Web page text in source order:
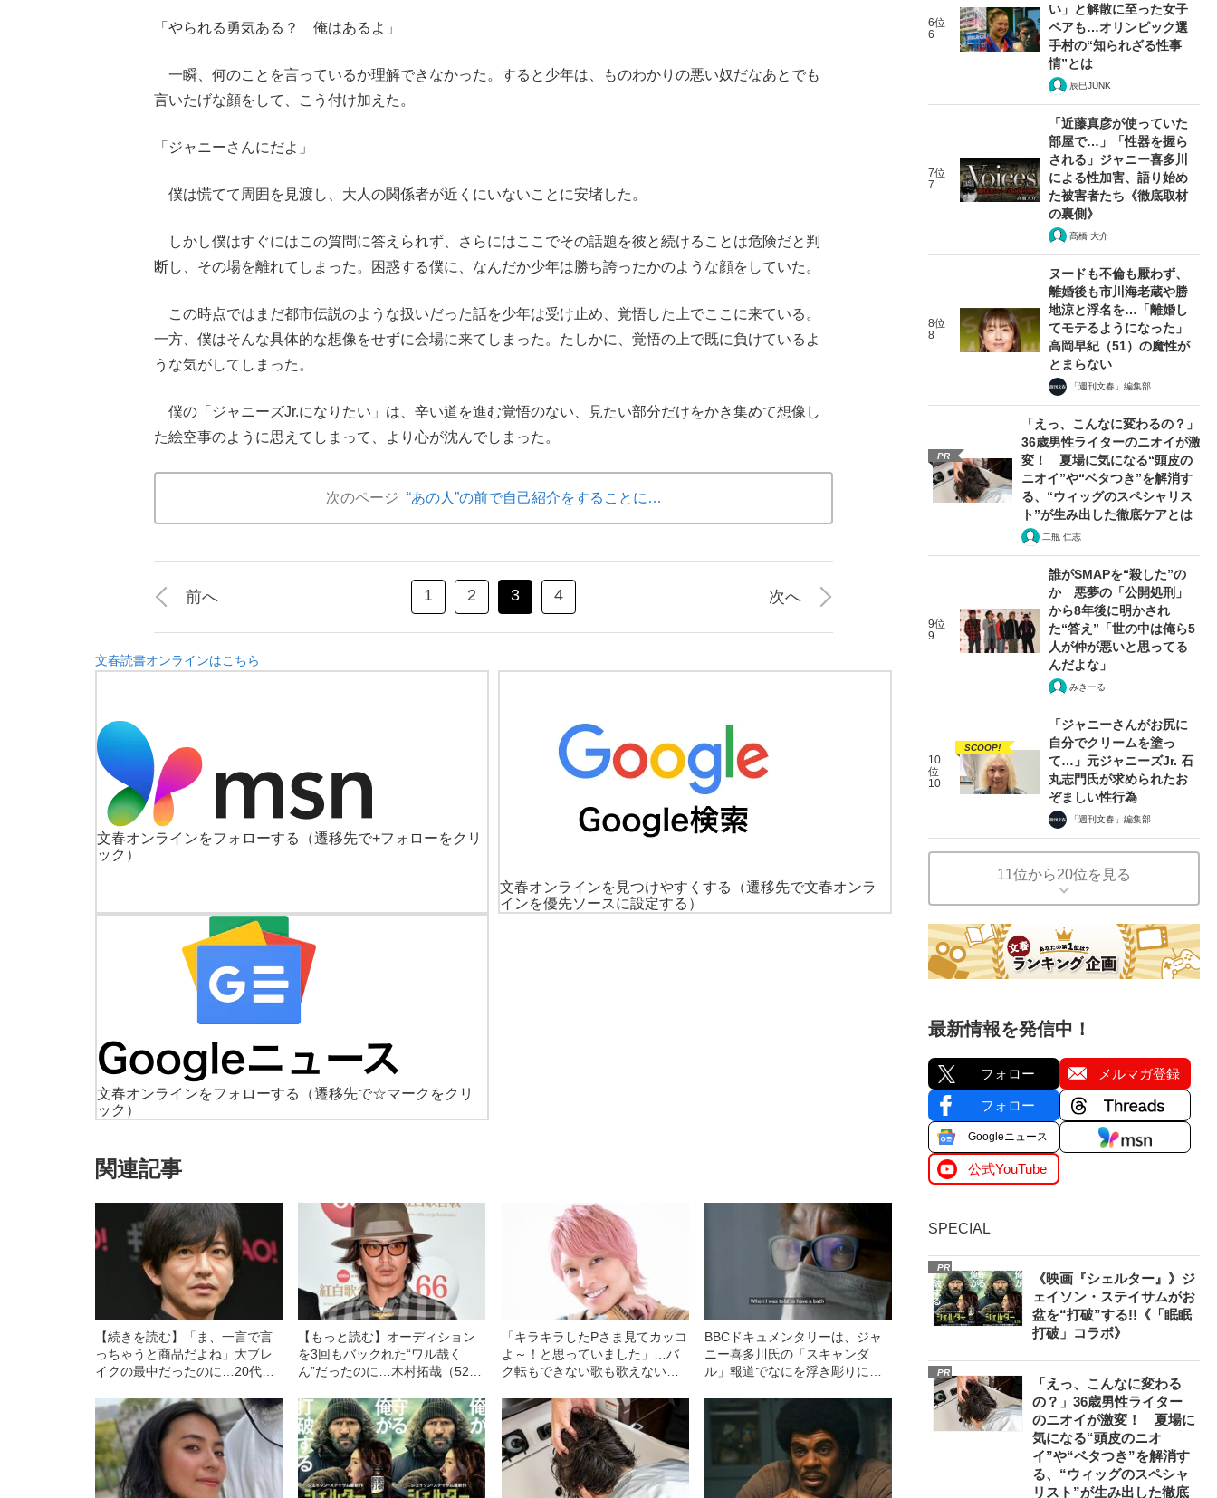
「やられる勇気ある？ 俺はあるよ」
一瞬、何のことを言っているか理解できなかった。すると少年は、ものわかりの悪い奴だなあとでも
言いたげな顔をして、こう付け加えた。
「ジャニーさんにだよ」
僕は慌てて周囲を見渡し、大人の関係者が近くにいないことに安堵した。
しかし僕はすぐにはこの質問に答えられず、さらにはここでその話題を彼と続けることは危険だと判
断し、その場を離れてしまった。困惑する僕に、なんだか少年は勝ち誇ったかのような顔をしていた。
この時点ではまだ都市伝説のような扱いだった話を少年は受け止め、覚悟した上でここに来ている。
一方、僕はそんな具体的な想像をせずに会場に来てしまった。たしかに、覚悟の上で既に負けているよ
うな気がしてしまった。
僕の「ジャニーズJr.になりたい」は、辛い道を進む覚悟のない、見たい部分だけをかき集めて想像し
た絵空事のように思えてしまって、より心が沈んでしまった。
次のページ “あの人”の前で自己紹介をすることに…
前へ 1 2 3 4 次へ
文春読書オンラインはこちら
文春オンラインをフォローする
（遷移先で+フォローをクリ
ック）
文春オンラインを見つけやすくする
（遷移先で文春オンラ
インを優先ソースに設定する）
文春オンラインをフォローする
（遷移先で☆マークをクリ
ック）
関連記事
【続きを読む】「ま、一言で言
っちゃうと商品だよね」大ブレ
イクの最中だったのに…20代の
示した“嫌悪感”の意味
【もっと読む】オーディション
を3回もバックれた“ワル哉く
ん”だったのに…木村拓哉（52）
り続けているワケ
「キラキラしたPさま見てカッコ
よ～！と思っていました」…バ
ク転もできない歌も歌えないイ
の“デビュー秘話”
BBCドキュメンタリーは、ジャ
ニー喜多川氏の「スキャンダ
ル」報道でなにを浮き彫りにし
6位
6
い」と解散に至った女子
ペアも…オリンピック選
手村の“知られざる性事
情”とは
辰巳JUNK
7位
7
「近藤真彦が使っていた
部屋で…」「性器を握ら
される」ジャニー喜多川
による性加害、語り始め
た被害者たち《徹底取材
の裏側》
髙橋 大介
8位
8
ヌードも不倫も厭わず、
離婚後も市川海老蔵や勝
地涼と浮名を…「離婚し
てモテるようになった」
高岡早紀（51）の魔性が
とまらない
「週刊文春」編集部
PR
「えっ、こんなに変わるの？」
36歳男性ライターのニオイが激
変！ 夏場に気になる“頭皮の
ニオイ”や“ベタつき”を解消す
る、“ウィッグのスペシャリス
ト”が生み出した徹底ケアとは
二瓶 仁志
9位
9
誰がSMAPを“殺した”の
か 悪夢の「公開処刑」
から8年後に明かされ
た“答え”「世の中は俺ら5
人が仲が悪いと思ってる
んだよな」
みきーる
10
位
10
SCOOP!
「ジャニーさんがお尻に
自分でクリームを塗っ
て…」元ジャニーズJr. 石
丸志門氏が求められたお
ぞましい性行為
「週刊文春」編集部
11位から20位を見る
最新情報を発信中！
フォロー メルマガ登録
フォロー
Googleニュース
公式YouTube
SPECIAL
PR
《映画『シェルター』》ジ
ェイソン・ステイサムがお
盆を“打破”する!!《「眠眠
打破」コラボ》
PR
「えっ、こんなに変わる
の？」36歳男性ライター
のニオイが激変！ 夏場に
気になる“頭皮のニオ
イ”や“ベタつき”を解消す
る、“ウィッグのスペシャ
リスト”が生み出した徹底